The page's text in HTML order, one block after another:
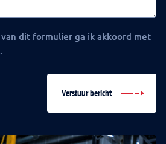
dit formulier ga ik akkoord met
Verstuur bericht